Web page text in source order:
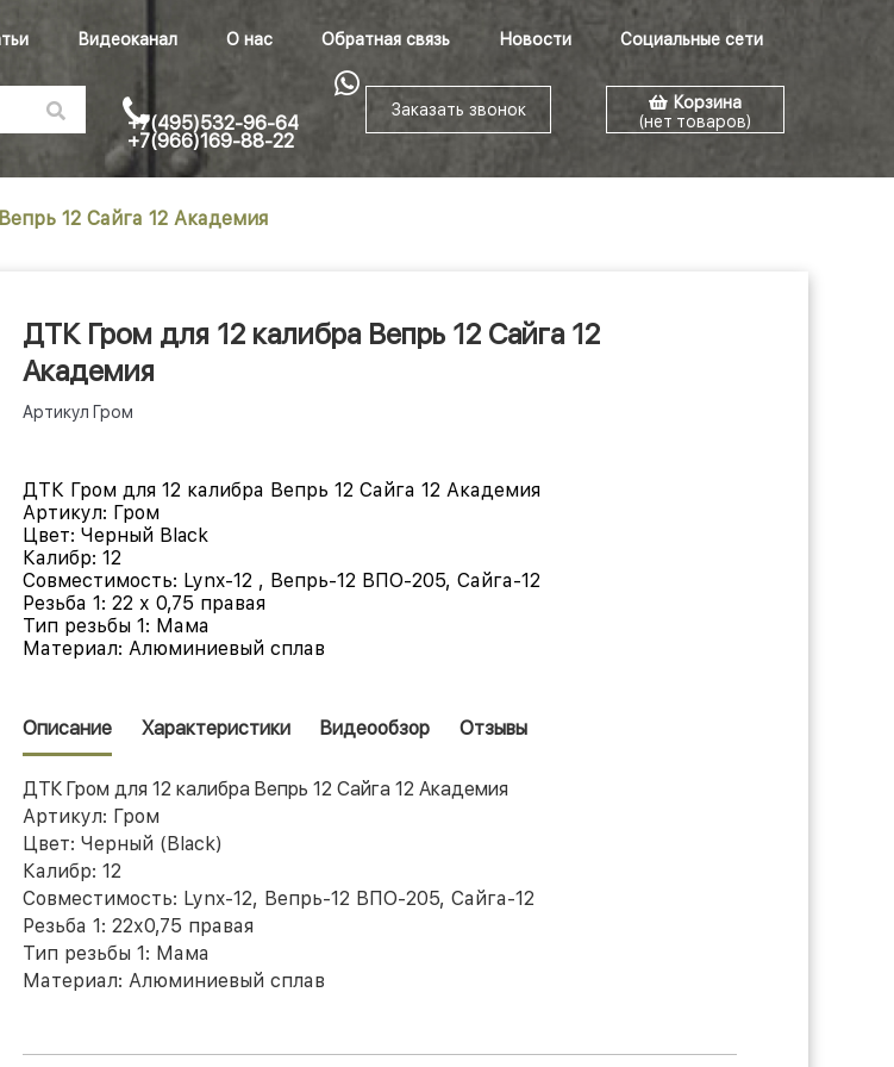
Видеоканал О нас Обратная связь Новости Социальные сети
+7(495)532-96-64
+7(966)169-88-22
Заказать звонок
Корзина
(нет товаров)
12 Сайга 12 Академия
ДТК Гром для 12 калибра Вепрь 12 Сайга 12
Академия
Артикул Гром
ДТК Гром для 12 калибра Вепрь 12 Сайга 12 Академия
Артикул: Гром
Цвет: Черный Black
Калибр: 12
Совместимость: Lynx-12 , Вепрь-12 ВПО-205, Сайга-12
Резьба 1: 22 х 0,75 правая
Тип резьбы 1: Мама
Материал: Алюминиевый сплав
Описание Характеристики Видеообзор Отзывы
ДТК Гром для 12 калибра Вепрь 12 Сайга 12 Академия
Артикул: Гром
Цвет: Черный (Black)
Калибр: 12
Совместимость: Lynx-12, Вепрь-12 ВПО-205, Сайга-12
Резьба 1: 22х0,75 правая
Тип резьбы 1: Мама
Материал: Алюминиевый сплав